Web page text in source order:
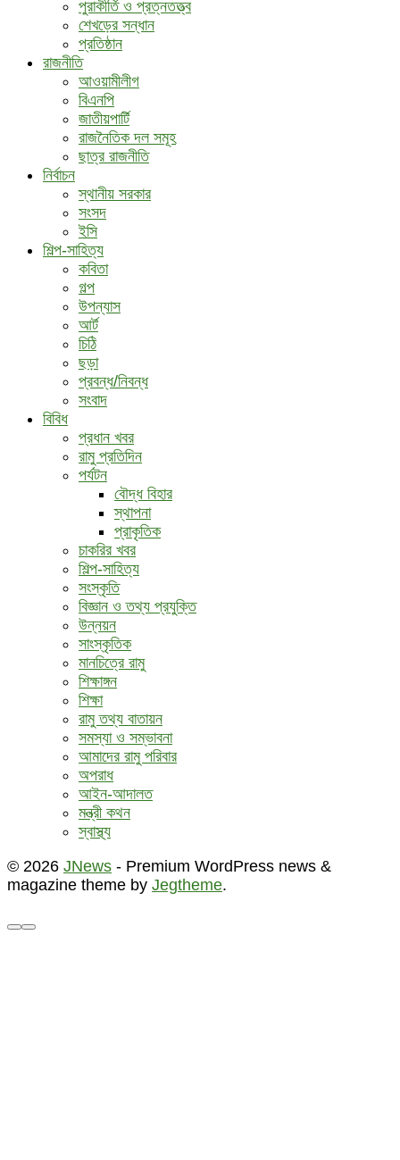
পুরাকীর্তি ও প্রত্নতত্ত্ব
শেখড়ের সন্ধান
প্রতিষ্ঠান
রাজনীতি
আওয়ামীলীগ
বিএনপি
জাতীয়পার্টি
রাজনৈতিক দল সমূহ
ছাত্র রাজনীতি
নির্বাচন
স্থানীয় সরকার
সংসদ
ইসি
শিল্প-সাহিত্য
কবিতা
গল্প
উপন্যাস
আর্ট
চিঠি
ছড়া
প্রবন্ধ/নিবন্ধ
সংবাদ
বিবিধ
প্রধান খবর
রামু প্রতিদিন
পর্যটন
বৌদ্ধ ‍বিহার
স্থাপনা
প্রাকৃতিক
চাকরির খবর
শিল্প-সাহিত্য
সংস্কৃতি
বিজ্ঞান ও তথ্য প্রযুক্তি
উন্নয়ন
সাংস্কৃতিক
মানচিত্রে রামু
শিক্ষাঙ্গন
শিক্ষা
রামু তথ্য বাতায়ন
সমস্যা ও সম্ভাবনা
আমাদের রামু পরিবার
অপরাধ
আইন-আদালত
মন্ত্রী কথন
স্বাস্থ্য
© 2026 JNews - Premium WordPress news &
magazine theme by Jegtheme.